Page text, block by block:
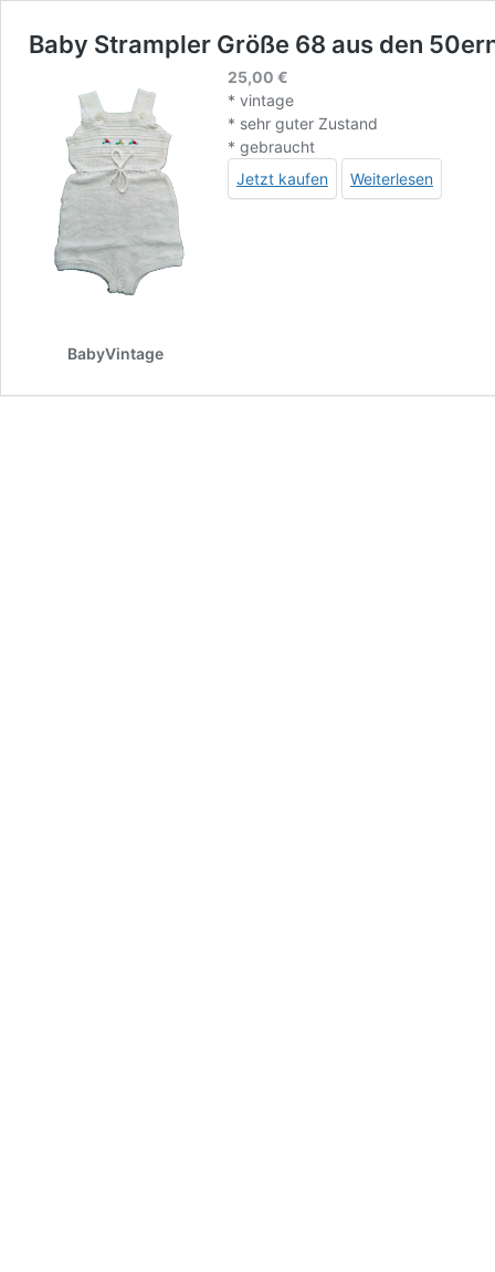
Baby Strampler Größe 68 aus den
25,00 €
* vintage
* sehr guter Zustand
* gebraucht
Jetzt kaufen
Weiterlesen
BabyVintage